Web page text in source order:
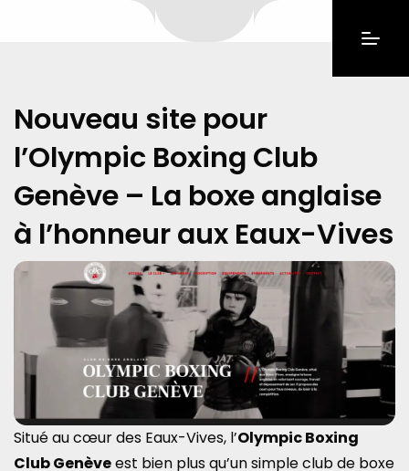
Nouveau site pour
l’Olympic Boxing Club
Genève – La boxe anglaise
à l’honneur aux Eaux-Vives
Situé au cœur des Eaux-Vives, l’Olympic Boxing
Club Genèveest bien plus qu’un simple club de boxe